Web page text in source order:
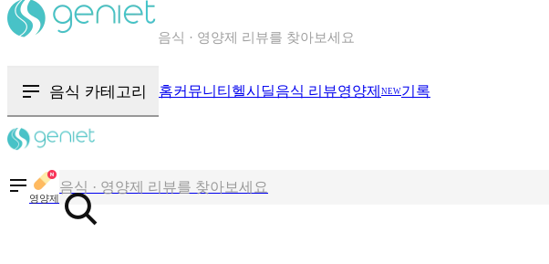
음식 카테고리 홈커뮤니티 헬시딜음식 리뷰영양제 NEW기록
영양제
칼로리와 영양성분을 검색해보세요
음식 · 영양제 리뷰를 찾아보세요